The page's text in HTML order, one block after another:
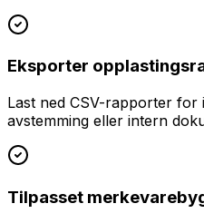
Eksporter
Last ned CSV-rapporter for
avstemming eller intern
Tilpasset